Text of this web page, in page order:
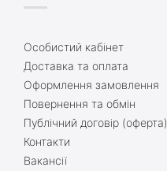
Особистий кабінет
Доставка та оплата
Оформлення замовлення
Повернення та обмін
Публічний договір (оферта)
Контакти
Вакансії